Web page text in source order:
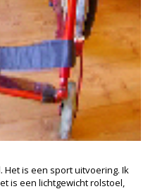
is een sport uitvoering. Ik
is een lichtgewicht rolstoel,